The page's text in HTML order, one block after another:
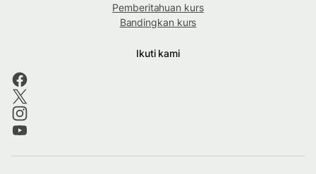
Pemberitahuan kurs
Bandingkan kurs
Ikuti kami